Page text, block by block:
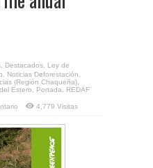
Destacados
Ley de
Noticias Deforestación
(Región Chaqueña)
Estero Portada
REDAF
4,779 Visitas